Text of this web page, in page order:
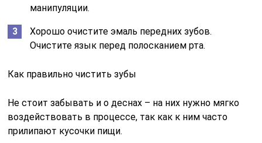
манипуляции.
Хорошо очистите эмаль передних зубов.
Очистите язык перед полосканием рта.
Как правильно чистить зубы
Не стоит забывать и о деснах – на них нужно мягко
воздействовать в процессе, так как к ним часто
прилипают кусочки пищи.